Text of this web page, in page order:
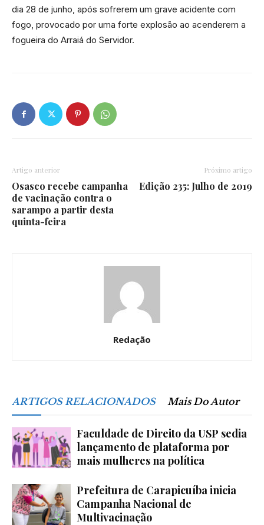
dia 28 de junho, após sofrerem um grave acidente com
fogo, provocado por uma forte explosão ao acenderem a
fogueira do Arraiá do Servidor.
Artigo anterior
Osasco recebe campanha
de vacinação contra o
sarampo a partir desta
quinta-feira
Próximo artigo
Edição 235: Julho de 2019
Redação
ARTIGOS RELACIONADOS Mais Do Autor
Faculdade de Direito da USP sedia
lançamento de plataforma por
mais mulheres na política
Prefeitura de Carapicuíba inicia
Campanha Nacional de
Multivacinação